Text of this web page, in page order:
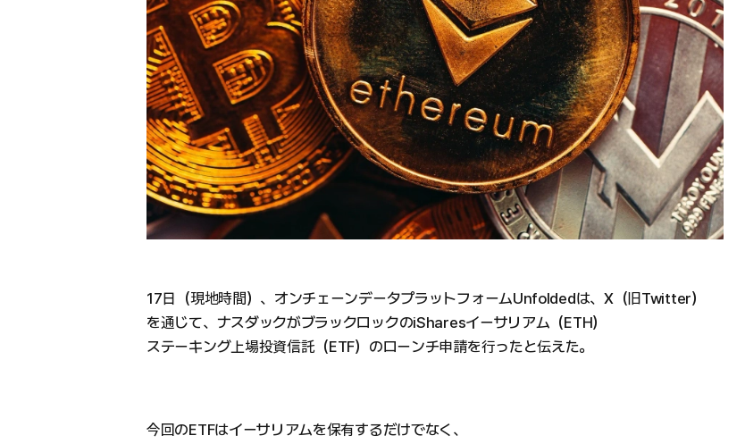
17日（現地時間）、オンチェーンデータプラットフォームUnfoldedは、X（旧Twitter）
を通じて、ナスダックがブラックロックのiSharesイーサリアム（ETH）
ステーキング上場投資信託（ETF）のローンチ申請を行ったと伝えた。
今回のETFはイーサリアムを保有するだけでなく、